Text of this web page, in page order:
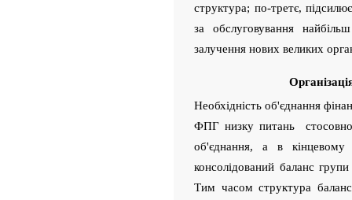
структура; по-третє,
за обслуговування
залучення нових великих
Необхідність об'єднання
ФПГ низку питань стосовно
об'єднання, а в
консолідований баланс
Тим часом структура